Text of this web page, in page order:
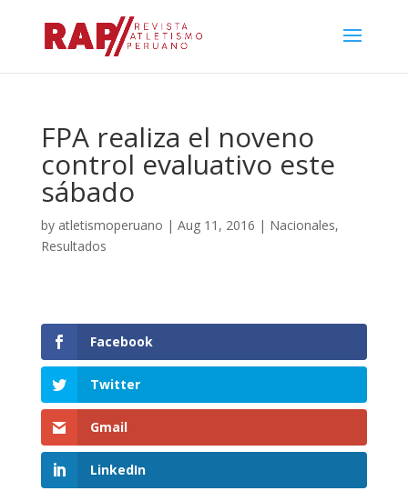
FPA realiza el noveno
control evaluativo este
sábado
by atletismoperuano | Aug 11, 2016 | Nacionales,
Resultados
Facebook
Twitter
Gmail
LinkedIn